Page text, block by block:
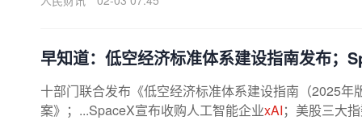
早知道：低空经济标准体系建设指南发布；
十部门联合发布《低空经济标准体系建设指南（2025
案》；...SpaceX宣布收购人工智能企业xAI；美股三大